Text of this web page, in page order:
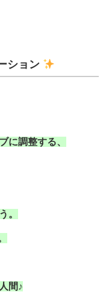
ション
に調整する、
。
間♪